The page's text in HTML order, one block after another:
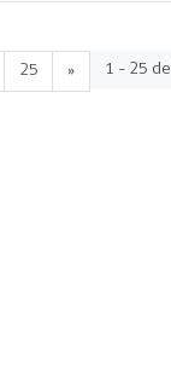
25 » 1 - 25